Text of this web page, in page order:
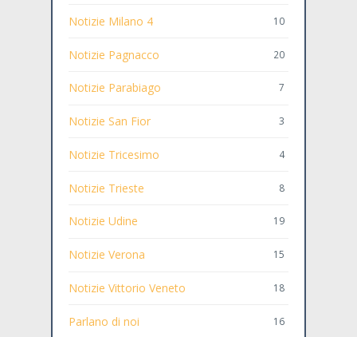
Notizie Milano 4 10
Notizie Pagnacco 20
Notizie Parabiago 7
Notizie San Fior 3
Notizie Tricesimo 4
Notizie Trieste 8
Notizie Udine 19
Notizie Verona 15
Notizie Vittorio Veneto 18
Parlano di noi 16